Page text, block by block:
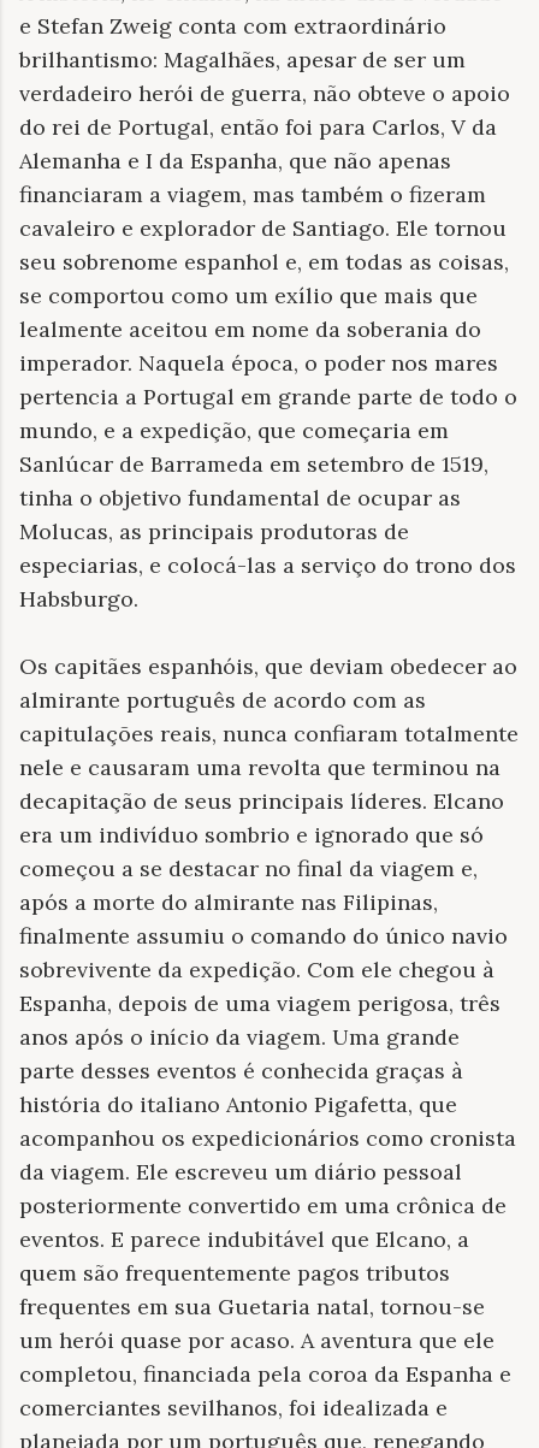
e Stefan Zweig conta com extraordinário
brilhantismo: Magalhães, apesar de ser um
verdadeiro herói de guerra, não obteve o apoio
do rei de Portugal, então foi para Carlos, V da
Alemanha e I da Espanha, que não apenas
financiaram a viagem, mas também o fizeram
cavaleiro e explorador de Santiago. Ele tornou
seu sobrenome espanhol e, em todas as coisas,
se comportou como um exílio que mais que
lealmente aceitou em nome da soberania do
imperador. Naquela época, o poder nos mares
pertencia a Portugal em grande parte de todo o
mundo, e a expedição, que começaria em
Sanlúcar de Barrameda em setembro de 1519,
tinha o objetivo fundamental de ocupar as
Molucas, as principais produtoras de
especiarias, e colocá-las a serviço do trono dos
Habsburgo.
Os capitães espanhóis, que deviam obedecer ao
almirante português de acordo com as
capitulações reais, nunca confiaram totalmente
nele e causaram uma revolta que terminou na
decapitação de seus principais líderes. Elcano
era um indivíduo sombrio e ignorado que só
começou a se destacar no final da viagem e,
após a morte do almirante nas Filipinas,
finalmente assumiu o comando do único navio
sobrevivente da expedição. Com ele chegou à
Espanha, depois de uma viagem perigosa, três
anos após o início da viagem. Uma grande
parte desses eventos é conhecida graças à
história do italiano Antonio Pigafetta, que
acompanhou os expedicionários como cronista
da viagem. Ele escreveu um diário pessoal
posteriormente convertido em uma crônica de
eventos. E parece indubitável que Elcano, a
quem são frequentemente pagos tributos
frequentes em sua Guetaria natal, tornou-se
um herói quase por acaso. A aventura que ele
completou, financiada pela coroa da Espanha e
comerciantes sevilhanos, foi idealizada e
planejada por um português que, renegando